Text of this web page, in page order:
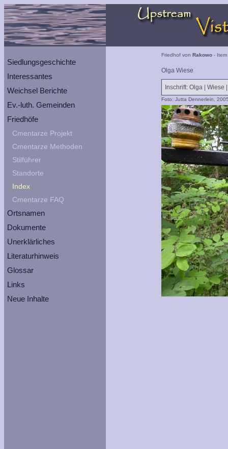
Siedlungsgeschichte
Interessantes
Weichsel Berichte
Ev.-luth. Gemeinden
Friedhöfe
Cmentarze Projekt
Cmentarze Methoden
Stilführer
Standorte
Index
Cmentarze FAQ
Ortsnamen
Dokumente
Unerklärliches
Literaturhinweis
Glossar
Links
Neue Inhalte
Friedhof von Rakowo -
Olga Wiese
Inschrift: Olga | Wiese
Foto: Jutta Dennerlein,